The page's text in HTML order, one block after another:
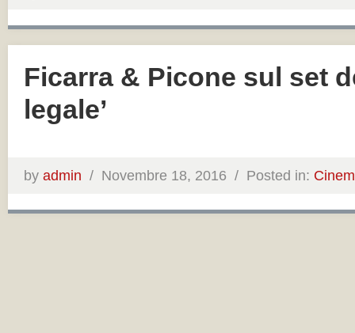
Ficarra & Picone sul set
legale’
by admin / Novembre 18, 2016 / Posted in: